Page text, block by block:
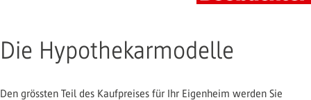
Die Hypothekarmodelle
Den grössten Teil des Kaufpreises für Ihr Eigenheim werden Sie